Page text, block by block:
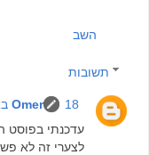
השב
תשובות
Omer
18 באוקטובר 2016 בשעה 14:56
עדכנתי בפוסט
לצערי זה לא